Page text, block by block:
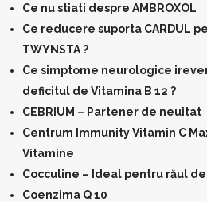
Ce nu stiati despre AMBROXOL
Ce reducere suporta CARDUL
TWYNSTA ?
Ce simptome neurologice
deficitul de Vitamina B 12 ?
CEBRIUM – Partener de neuitat
Centrum Immunity Vitamin C
Vitamine
Cocculine – Ideal pentru răul
Coenzima Q 10